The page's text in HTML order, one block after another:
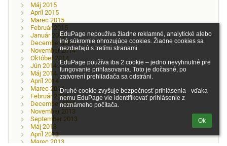
EduPage nepoužíva žiadne reklamné, analytické alebo
iné súkromie ohrozujúce cookies. Žiadne cookies sa
nezdieľajú s tretími stranami.
EduPage používa iba 2 cookie – jedno nevyhnutné pre
fungovanie prihlasovania. Toto je dočasné, po
zatvorení prehliadača sa odstráni.
Druhé cookie zvyšuje bezpečnosť prihlásenia - vďaka
nemu EduPage vie identifikovať prihlásenie z
neznámeho počítača.
Ok
Máj 2015
Apríl 2015
Marec 2015
Február 2015
Január 2015
December 2014
November 2014
Október 2014
Jún 2014
Máj 2014
Apríl 2014
Marec 2014
Február 2014
December 2013
November 2013
September 2013
Máj 2013
Apríl 2013
Marec 2013